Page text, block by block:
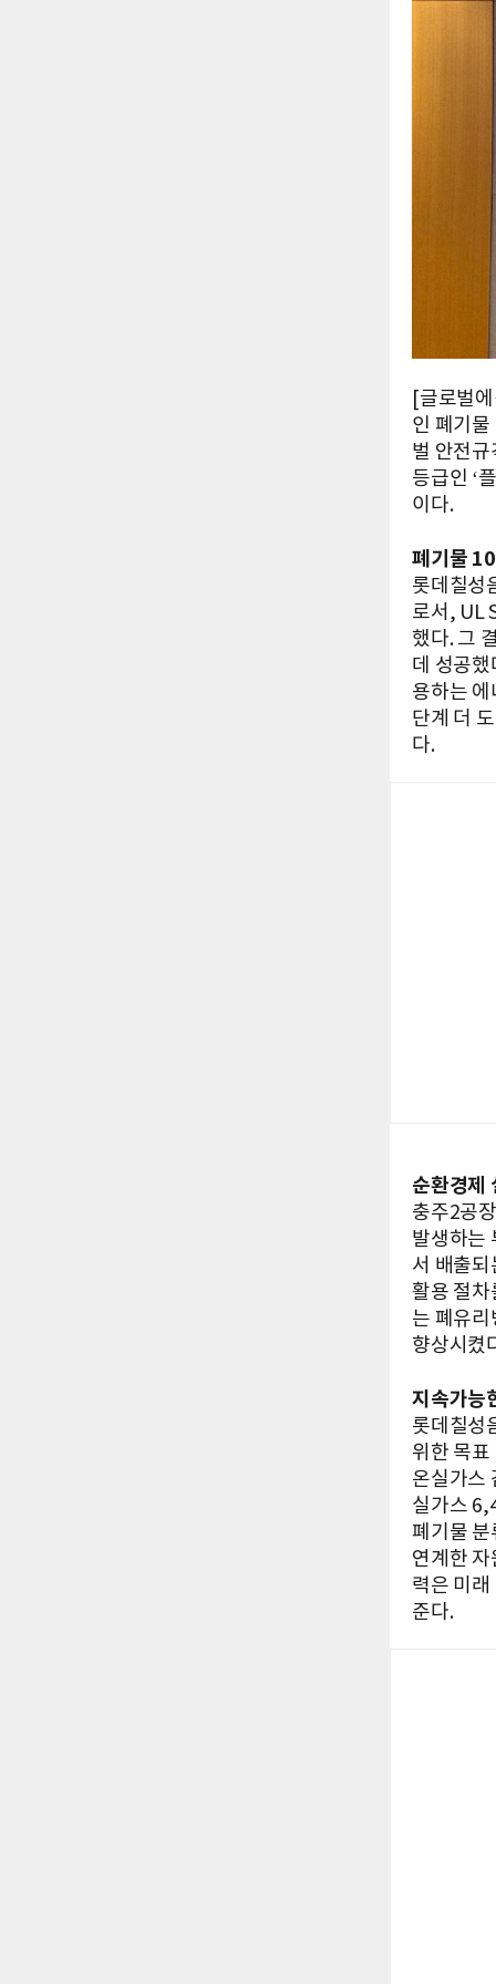
[글로벌
인 폐기
벌 안전
등급인 ‘
이다.
폐기물
롯데칠성
로서, UL
했다. 그
데 성공
용하는
단계 더
다.
순환경제
충주2공
발생하는
서 배출
활용 절차
는 폐유리
향상시켰
지속가능
롯데칠성
위한 목표
온실가스
실가스
폐기물 분
연계한 자
력은 미래
준다.